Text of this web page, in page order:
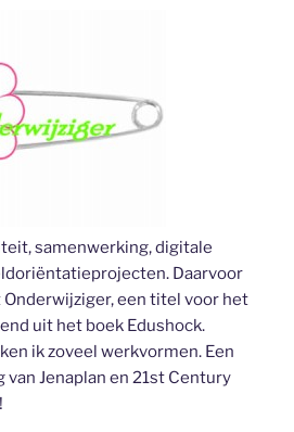
samenwerking, digitale
Daarvoor
een titel voor het
uit het boek Edushock.
ik zoveel werkvormen. Een
Jenaplan en 21st Century